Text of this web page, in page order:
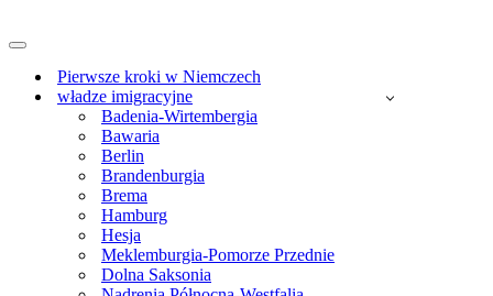
Menu
nawigacjiPierwsze kroki w Niemczech
władze imigracyjne
Badenia-Wirtembergia
Bawaria
Berlin
Brandenburgia
Brema
Hamburg
Hesja
Meklemburgia-Pomorze Przednie
Dolna Saksonia